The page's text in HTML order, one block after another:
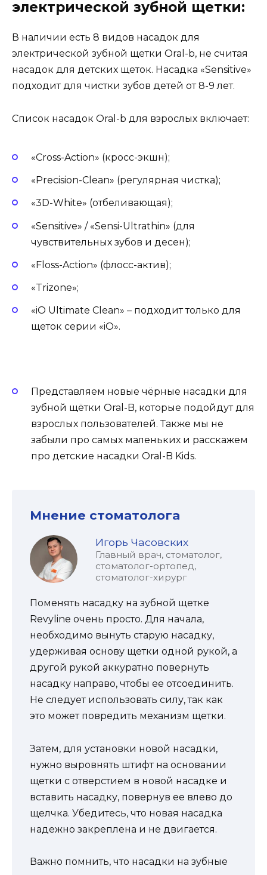
электрической зубной щетки:
В наличии есть 8 видов насадок для
электрической зубной щетки Oral-b, не считая
насадок для детских щеток. Насадка «Sensitive»
подходит для чистки зубов детей от 8-9 лет.
Список насадок Oral-b для взрослых включает:
«Cross-Action» (кросс-экшн);
«Precision-Clean» (регулярная чистка);
«3D-White» (отбеливающая);
«Sensitive» / «Sensi-Ultrathin» (для
чувствительных зубов и десен);
«Floss-Action» (флосс-актив);
«Trizone»;
«iO Ultimate Clean» – подходит только для
щеток серии «iO».
Представляем новые чёрные насадки для
зубной щётки Oral-B, которые подойдут для
взрослых пользователей. Также мы не
забыли про самых маленьких и расскажем
про детские насадки Oral-B Kids.
Мнение стоматолога
Игорь Часовских
Главный врач, стоматолог,
стоматолог-ортопед,
стоматолог-хирург
Поменять насадку на зубной щетке
Revyline очень просто. Для начала,
необходимо вынуть старую насадку,
удерживая основу щетки одной рукой, а
другой рукой аккуратно повернуть
насадку направо, чтобы ее отсоединить.
Не следует использовать силу, так как
это может повредить механизм щетки.
Затем, для установки новой насадки,
нужно выровнять штифт на основании
щетки с отверстием в новой насадке и
вставить насадку, повернув ее влево до
щелчка. Убедитесь, что новая насадка
надежно закреплена и не двигается.
Важно помнить, что насадки на зубные